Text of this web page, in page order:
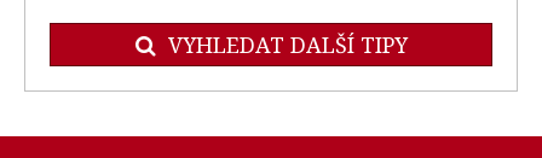
VYHLEDAT DALŠÍ TIPY